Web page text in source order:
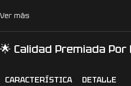
Ver más
🌟 Calidad Premiada
CARACTERÍSTICA DETALLE